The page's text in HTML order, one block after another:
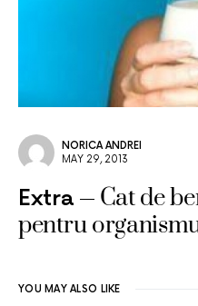
NORICA ANDREI
MAY 29, 2013
Extra
Cat de
pentru
YOU MAY ALSO LIKE